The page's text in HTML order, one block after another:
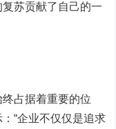
苏贡献了自己的一
占据着重要的位
“企业不仅仅是追求